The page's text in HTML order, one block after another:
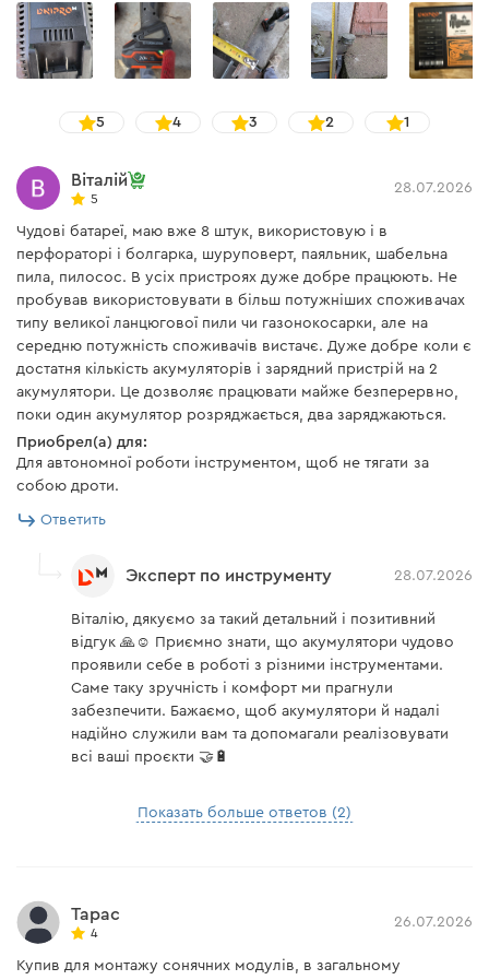
Ток 3,0 А
Тип аккумуляторов Li-Ion
Принудительное
Время заряда
аккумулятора 6 А/ч
120 мин
Время заряда
аккумулятора 4 А/ч
90 мин
Время заряда
аккумулятора BP-240N 4
А/ч
74 мин
Время заряда
аккумулятора BP-280N 8
А/ч BP-280N 8 А/ч
173 мин
Допустимая температура
Напряжение сети 230 В
50 Гц
Длина сетевого кабеля 1,9 м
0,33 кг
Технология
аккумуляторных элементов
5 4 3 2 1
Віталій
5
28.07.2026
Чудові батареї, маю вже 8 штук, використовую і в
перфораторі і болгарка, шуруповерт, паяльник, шабельна
пила, пилосос. В усіх пристроях дуже добре працюють. Не
пробував використовувати в більш потужніших споживачах
типу великої ланцюгової пили чи газонокосарки, але на
середню потужність споживачів вистачє. Дуже добре коли є
достатня кількість акумуляторів і зарядний пристрій на 2
акумулятори. Це дозволяє працювати майже безперервно,
поки один акумулятор розряджається, два заряджаються.
Приобрел(а) для:
Для автономної роботи інструментом, щоб не тягати за
собою дроти.
Ответить
Эксперт по инструменту 28.07.2026
Віталію, дякуємо за такий детальний і позитивний
відгук 🙏☺️ Приємно знати, що акумулятори чудово
проявили себе в роботі з різними інструментами.
Саме таку зручність і комфорт ми прагнули
забезпечити. Бажаємо, щоб акумулятори й надалі
надійно служили вам та допомагали реалізовувати
всі ваші проєкти 🤝🔋
Показать больше ответов (2)
Тарас
4
26.07.2026
Купив для монтажу сонячних модулів, в загальному